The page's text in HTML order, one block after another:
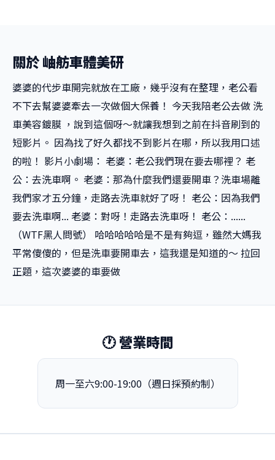
關於 岫舫車體美研
婆婆的代步車開完就放在工廠，幾乎沒有在整理，老公看
不下去幫婆婆牽去一次做個大保養！ 今天我陪老公去做 洗
車美容鍍膜 ，說到這個呀～就讓我想到之前在抖音刷到的
短影片。 因為找了好久都找不到影片在哪，所以我用口述
的啦！ 影片小劇場： 老婆：老公我們現在要去哪裡？ 老
公：去洗車啊。 老婆：那為什麼我們還要開車？洗車場離
我們家才五分鐘，走路去洗車就好了呀！ 老公：因為我們
要去洗車啊... 老婆：對呀！走路去洗車呀！ 老公：......
（WTF黑人問號） 哈哈哈哈哈是不是有夠逗，雖然大媽我
平常傻傻的，但是洗車要開車去，這我還是知道的～ 拉回
正題，這次婆婆的車要做
🕐 營業時間
周一至六9:00-19:00（週日採預約制）